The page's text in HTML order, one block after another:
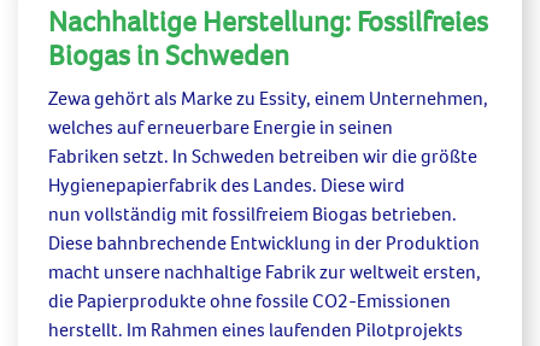
Nachhaltige Herstellung: Fossilfreies
Biogas in Schweden
Zewa gehört als Marke zu Essity, einem Unternehmen,
welches auf erneuerbare Energie in seinen
Fabriken setzt. In Schweden betreiben wir die größte
Hygienepapierfabrik des Landes. Diesewird
nun vollständig mit fossilfreiem Biogas betrieben.
Diese bahnbrechende Entwicklung in der Produktion
macht unsere nachhaltige Fabrikzur weltweit ersten,
die Papierprodukte ohne fossile CO2-Emissionen
herstellt. Im Rahmen eines laufenden Pilotprojekts